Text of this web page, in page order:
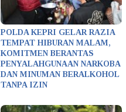
POLDA KEPRI GELAR RAZIA
TEMPAT HIBURAN MALAM,
KOMITMEN BERANTAS
PENYALAHGUNAAN NARKOBA
DAN MINUMAN BERALKOHOL
TANPA IZIN